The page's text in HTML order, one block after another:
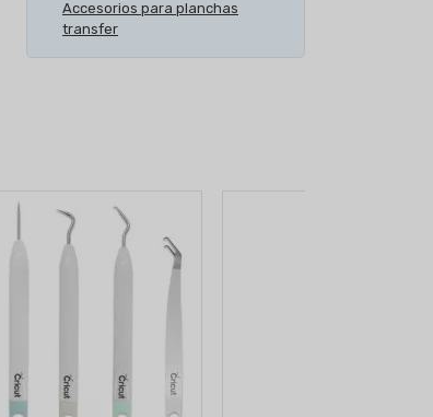
Accesorios para planchas
transfer